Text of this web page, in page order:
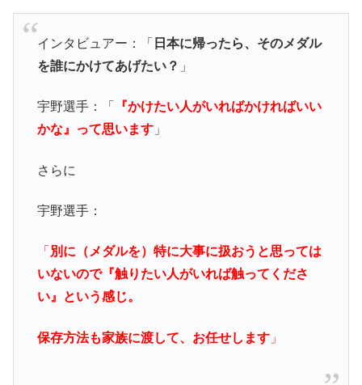
インタビュアー：「 日本に帰ったら、そのメダル
を誰にかけてあげたい？ 」
宇野選手：「
『かけたい人がいればかければいい
かな』って思います」
さらに
宇野選手：
「 別に（メダルを）特に大事に扱おうと思っては
いないので『触りたい人がいれば触ってくださ
い』という感じ。
保存方法も家族に渡して、お任せします」